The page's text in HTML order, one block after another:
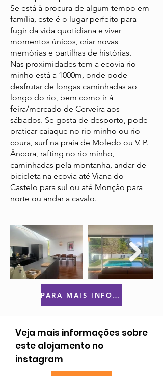
Se está à procura de algum tempo em
família, este é o lugar perfeito para
fugir da vida quotidiana e viver
momentos únicos, criar novas
memórias e partilhas de histórias.
Nas proximidades tem a ecovia rio
minho está a 1000m, onde pode
desfrutar de longas caminhadas ao
longo do rio, bem como ir à
feira/mercado de Cerveira aos
sábados. Se gosta de desporto, pode
praticar caiaque no rio minho ou rio
coura, surf na praia de Moledo ou V. P.
Âncora, rafting no rio minho,
caminhadas pela montanha, andar de
bicicleta na ecovia até Viana do
Castelo para sul ou até Monção para
norte ou andar a cavalo.
PARA MAIS INFORMAÇÕES OU RESERVAS CLIQUE AQUI
Veja mais informações sobre
este alojamento no
instagram